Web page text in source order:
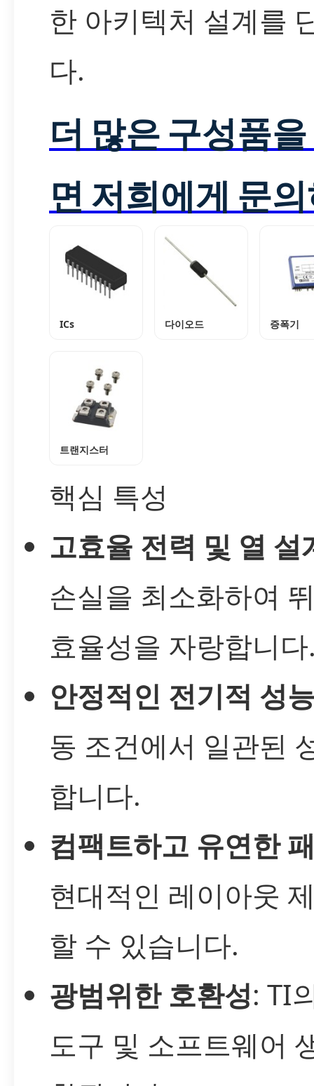
한 아키텍처 설계를
다.
더 많은 구성품
면 저희에게 문
ICs 다이오드 증폭기
트랜지스터
핵심 특성
고효율 전력 및 열 설
손실을 최소화하여
효율성을 자랑합니
안정적인 전기적 성
동 조건에서 일관된
합니다.
컴팩트하고 유연한
현대적인 레이아웃
할 수 있습니다.
광범위한 호환성: TI
도구 및 소프트웨어